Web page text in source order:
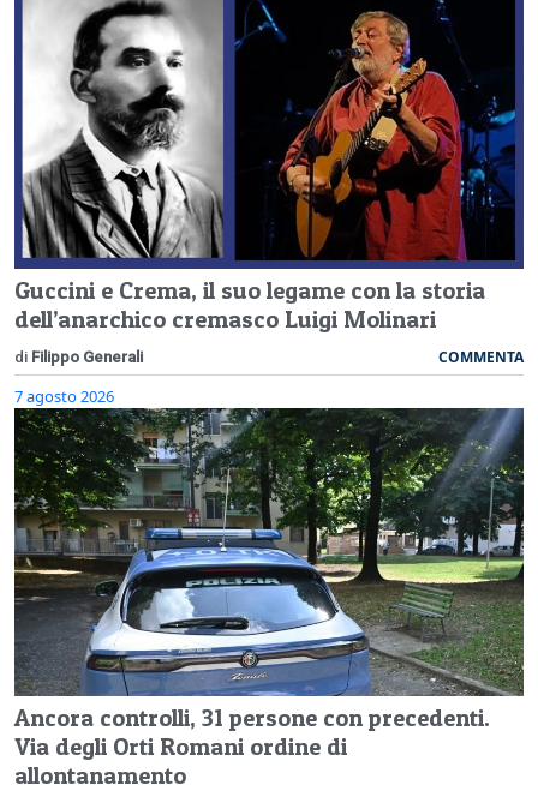
Guccini e Crema, il suo legame con la storia
dell’anarchico cremasco Luigi Molinari
di Filippo Generali COMMENTA
7 agosto 2026
Ancora controlli, 31 persone con precedenti.
Via degli Orti Romani ordine di
allontanamento